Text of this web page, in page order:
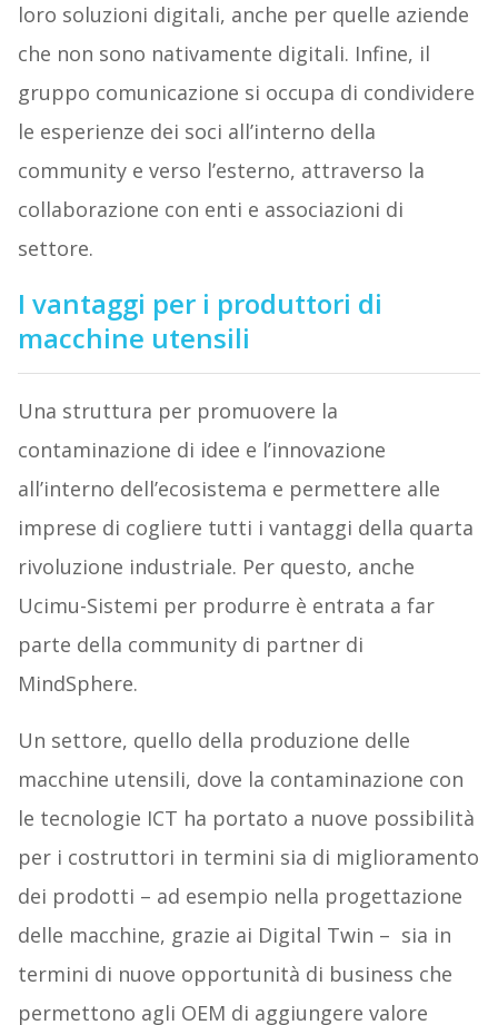
loro soluzioni digitali, anche per quelle aziende
che non sono nativamente digitali. Infine, il
gruppo comunicazione si occupa di condividere
le esperienze dei soci all’interno della
community e verso l’esterno, attraverso la
collaborazione con enti e associazioni di
settore.
I vantaggi per i produttori di
macchine utensili
Una struttura per promuovere la
contaminazione di idee e l’innovazione
all’interno dell’ecosistema e permettere alle
imprese di cogliere tutti i vantaggi della quarta
rivoluzione industriale. Per questo, anche
Ucimu-Sistemi per produrre è entrata a far
parte della community di partner di
MindSphere.
Un settore, quello della produzione delle
macchine utensili, dove la contaminazione con
le tecnologie ICT ha portato a nuove possibilità
per i costruttori in termini sia di miglioramento
dei prodotti – ad esempio nella progettazione
delle macchine, grazie ai Digital Twin – sia in
termini di nuove opportunità di business che
permettono agli OEM di aggiungere valore